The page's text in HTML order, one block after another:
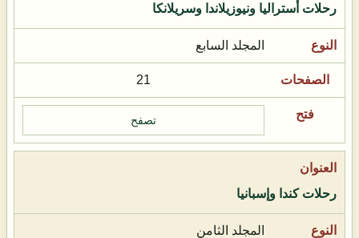
رحلات أستراليا ونيوزيلاندا وسريلانكا
المجلد السابع
21
تصفح
رحلات كندا وإسبانيا
المجلد الثامن